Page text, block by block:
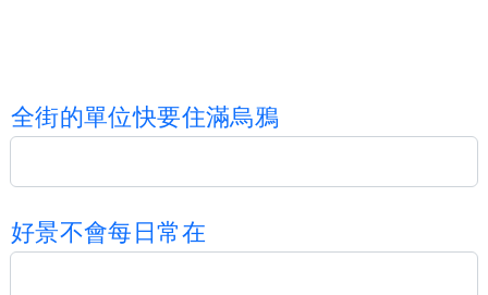
全街的單位快要住滿烏鴉
好景不會每 日常在